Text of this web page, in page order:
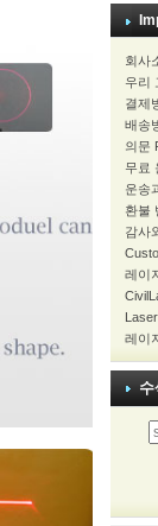
회사
우리
결제
배송
의문
무료
운송
환불
감사
레이
레이
수